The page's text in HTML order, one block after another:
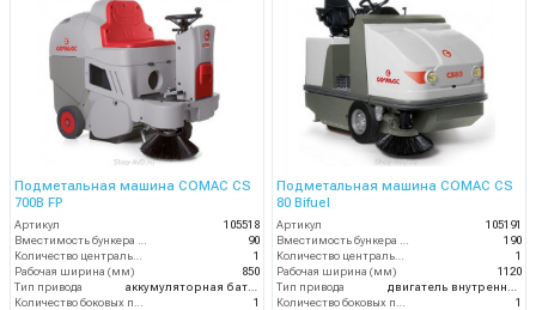
Подметальная машина COMAC CS
700B FP
Артикул
105518
90
1
Рабочая ширина (мм)
850
Тип привода
1
Подметальная машина COMAC CS
80 Bifuel
Артикул
105191
190
1
Рабочая ширина (мм)
1120
Тип привода
1